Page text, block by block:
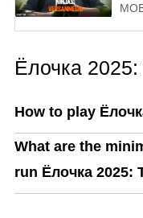
Ёлочка
How to play
What are the
run Ёлочка 2025: